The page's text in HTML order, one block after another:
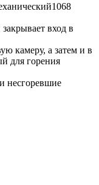
вход в
камеру, а затем и в
для горения
несгоревшие